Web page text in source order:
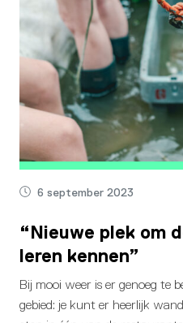
6 september 2023
“Nieuwe plek om
leren kennen”
Bij mooi weer is er genoeg te
gebied: je kunt er heerlijk